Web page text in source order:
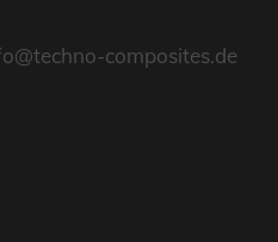
composites.de